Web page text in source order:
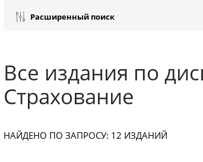
Расширенный поиск
Все издания по
Страхование
НАЙДЕНО ПО ЗАПРОСУ: 12 ИЗДАНИЙ